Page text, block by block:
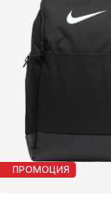
ПРОМОЦИЯ